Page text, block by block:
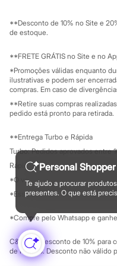
Stitch
Beleza
Perfumes árabes
Cabelos
Condicionador
Escovas e Pentes
Finalizadores
Shampoo
Cuidados com o
Hidratante
Protetor solar
Tratamento
Cuidados com o
Esfoliante
Protetor solar
Tônicos
Maquiagens
Base
Batom
Personal Shopper
Te ajudo a procurar
presentes. O que está
Mapa do site
Investidores
Privacidade
Configuração de cookies
Minha privacidade
Formas de pagamento
**Desconto de 10% no Site e
de estoque.
**FRETE GRÁTIS no Site e no
*Promoções válidas enquanto
ilustrativas e podem ser
compras. Em caso de
**Retire suas compras
pedido está pronto para retirada.
**Entrega Turbo e Rápida
Turbo: Pedidos aprovados entre
Rápida: Pedidos com os
*O valor do frete para o turbo é
*Essa condição ainda não estará
*Compre pelo Whatsapp e
C&A Pay: desconto de 10% para
de R$ 400. Desconto não válido